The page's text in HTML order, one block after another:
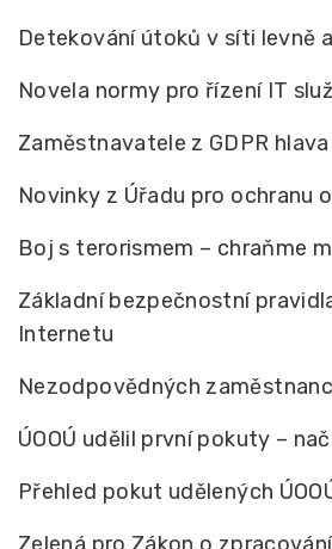
Detekování útoků v síti levně
Novela normy pro řízení IT
Zaměstnavatele z GDPR
Novinky z Úřadu pro ochranu
Boj s terorismem – chraňme
Základní bezpečnostní
Internetu
Nezodpovědných
ÚOOÚ udělil první pokuty –
Přehled pokut udělených
Zelená pro Zákon o